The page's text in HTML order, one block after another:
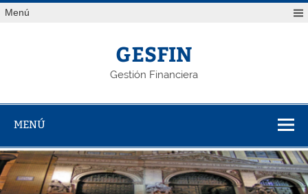
Saltar
alMenú
GESFIN
Gestión Financiera
MENÚ